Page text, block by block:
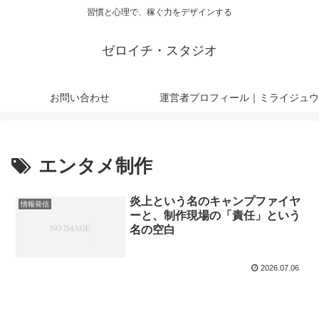
習慣と心理で、稼ぐ力をデザインする
ゼロイチ・スタジオ
お問い合わせ 運営者プロフィール｜ミライジュウ
エンタメ制作
情報発信
炎上という名のキャンプファイヤ
ーと、制作現場の「責任」という
名の空白
2026.07.06